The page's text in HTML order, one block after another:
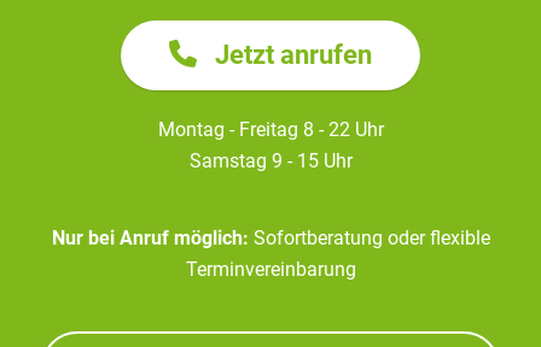
Jetzt anrufen
Montag - Freitag 8 - 22 Uhr
Samstag 9 - 15 Uhr
Nur bei Anruf möglich: Sofortberatung oder flexible
Terminvereinbarung